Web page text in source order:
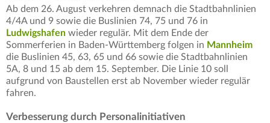
Ab dem 26. August verkehren demnach die Stadtbahnlinien
4/4A und 9 sowie die Buslinien 74, 75 und 76 in
Ludwigshafen wieder regulär. Mit dem Ende der
Sommerferien in Baden-Württemberg folgen in Mannheim
die Buslinien 45, 63, 65 und 66 sowie die Stadtbahnlinien
5A, 8 und 15 ab dem 15. September. Die Linie 10 soll
aufgrund von Baustellen erst ab November wieder regulär
fahren.
Verbesserung durch Personalinitiativen